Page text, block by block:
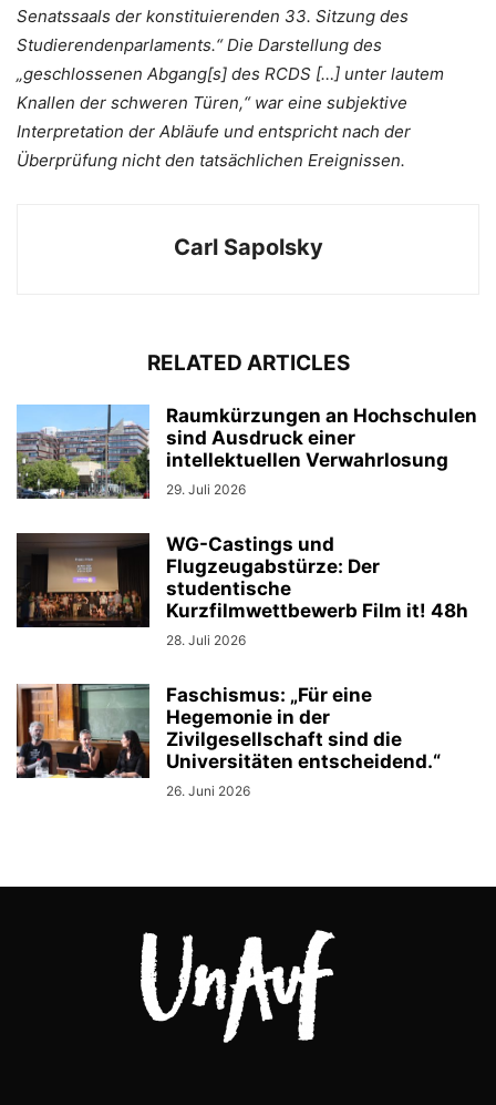
Senatssaals der konstituierenden 33. Sitzung des
Studierendenparlaments.“ Die Darstellung des
„geschlossenen Abgang[s] des RCDS […] unter lautem
Knallen der schweren Türen,“ war eine subjektive
Interpretation der Abläufe und entspricht nach der
Überprüfung nicht den tatsächlichen Ereignissen.
Carl Sapolsky
RELATED ARTICLES
Raumkürzungen an Hochschulen
sind Ausdruck einer
intellektuellen Verwahrlosung
29. Juli 2026
WG-Castings und
Flugzeugabstürze: Der
studentische
Kurzfilmwettbewerb Film it! 48h
28. Juli 2026
Faschismus: „Für eine
Hegemonie in der
Zivilgesellschaft sind die
Universitäten entscheidend.“
26. Juni 2026